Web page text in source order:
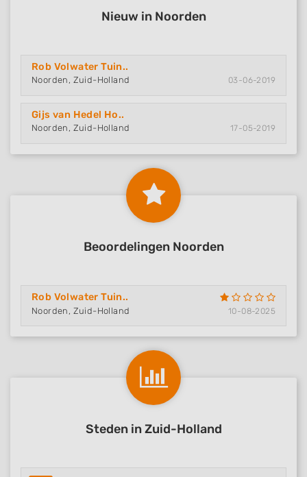
Nieuw in Noorden
Rob Volwater Tuin..
Noorden, Zuid-Holland 03-06-2019
Gijs van Hedel Ho..
Noorden, Zuid-Holland 17-05-2019
Beoordelingen Noorden
Rob Volwater Tuin..
Noorden, Zuid-Holland 10-08-2025
Steden in Zuid-Holland